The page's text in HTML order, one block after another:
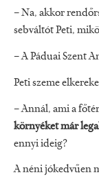
– Na, akkor
sebváltót Peti,
– A Páduai Szent
Peti szeme
– Annál, ami a
környéket már
ennyi ideig?
A néni jókedvűen